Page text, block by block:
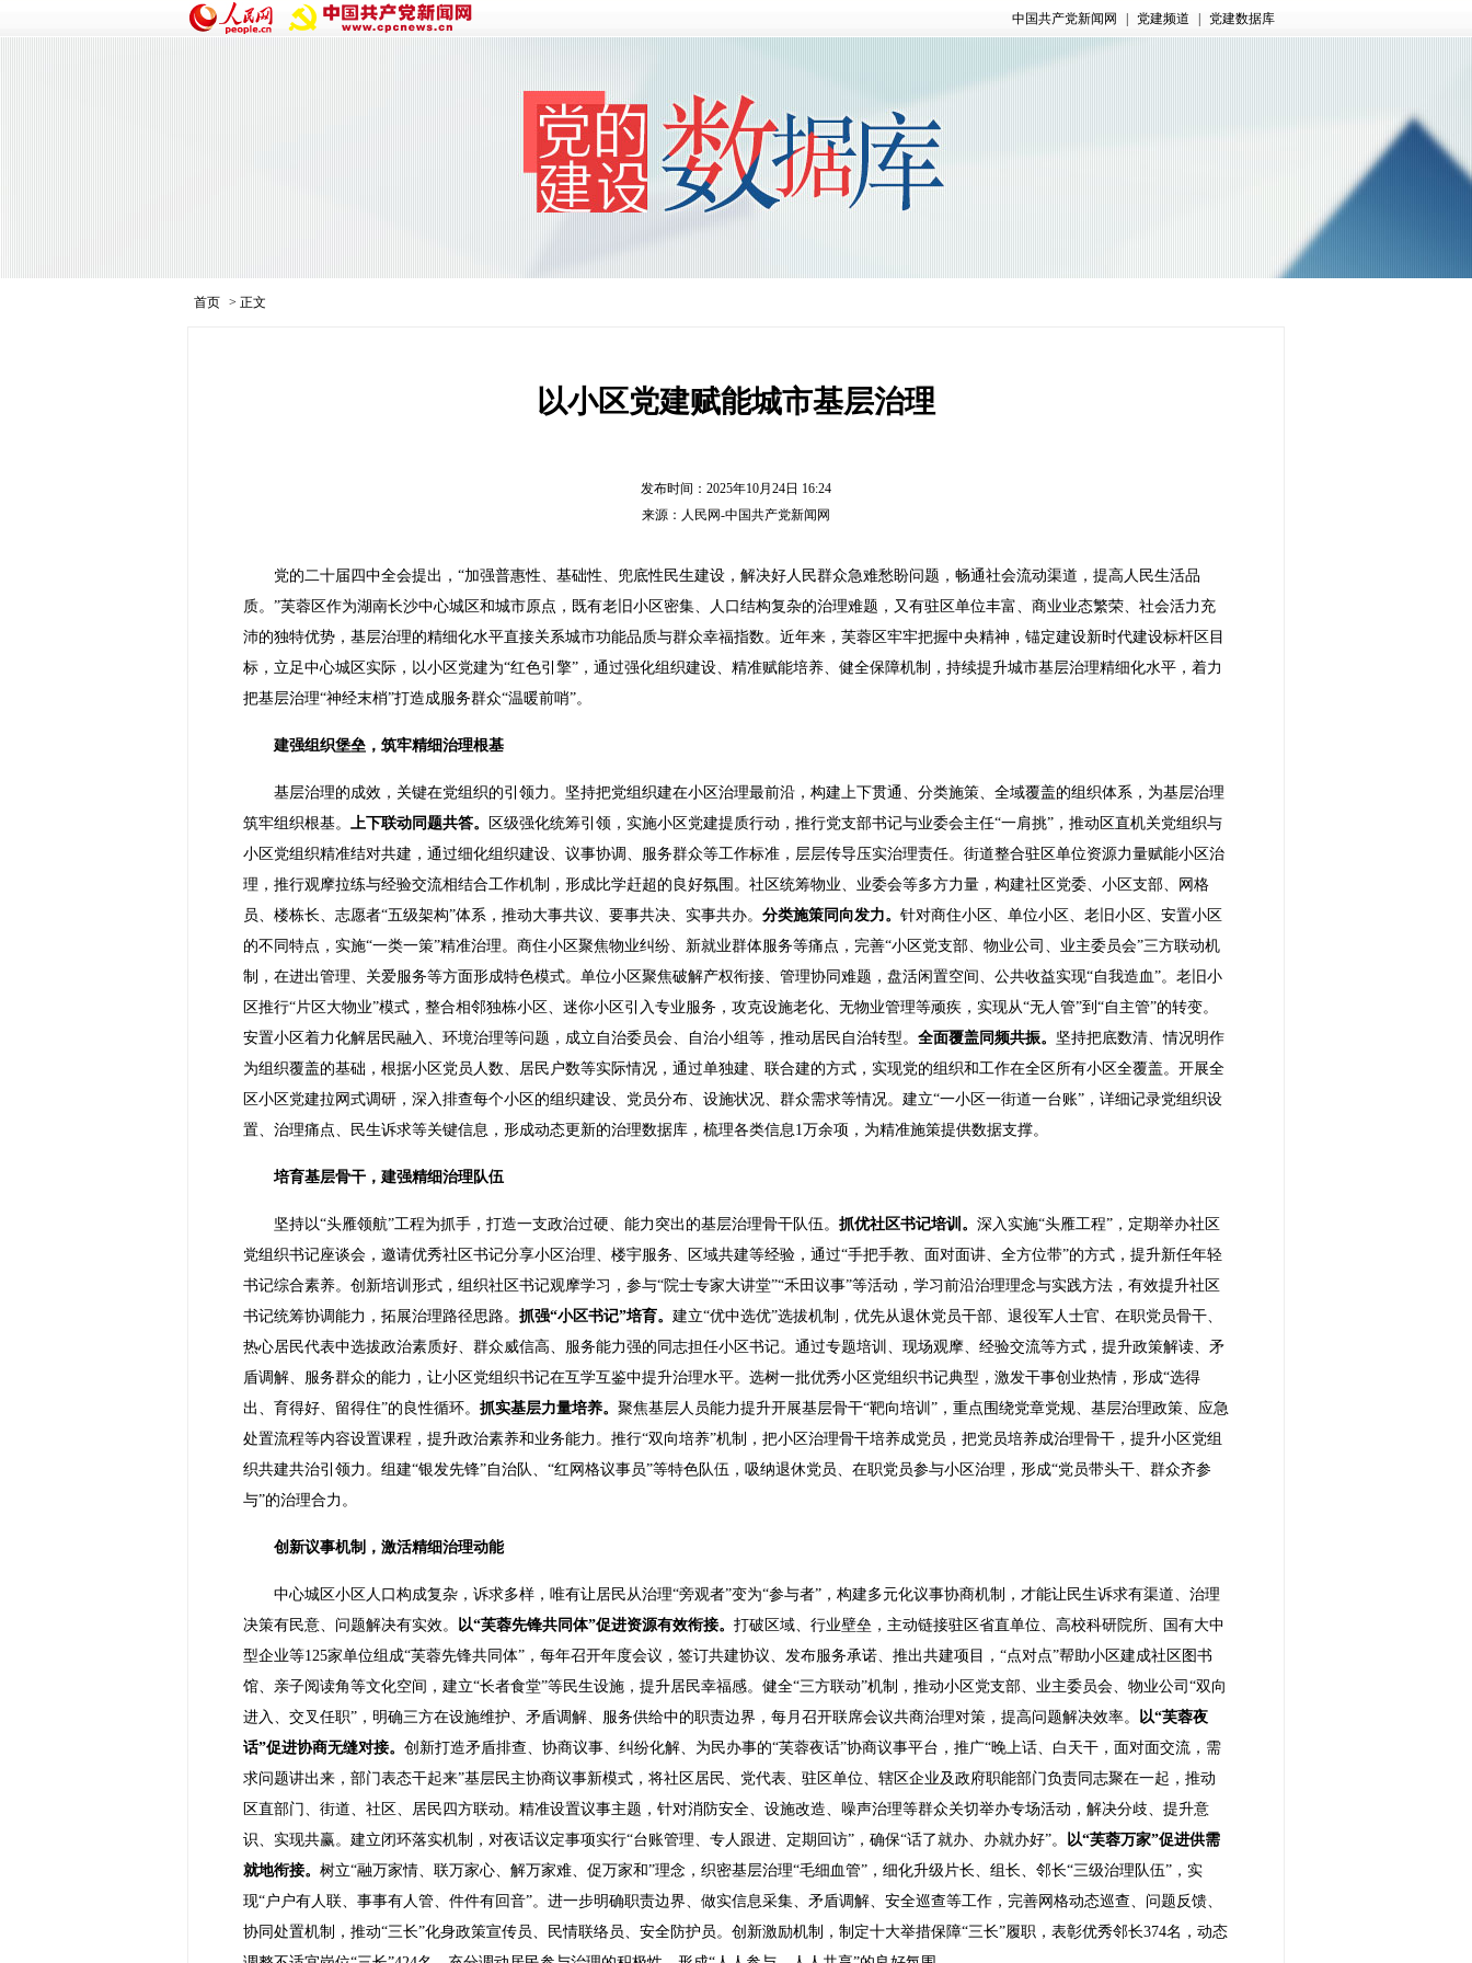
中国共产党新闻网 党建频道 党建数据库
首页 > 正文
以小区党建赋能城市基层治理
发布时间：2025年10月24日 16:24
来源：人民网-中国共产党新闻网
党的二十届四中全会提出，“加强普惠性、基础性、兜底性民生建设，解决好人民群众急难愁盼问题，畅通社会流动渠道，提高人民生活品
质。”芙蓉区作为湖南长沙中心城区和城市原点，既有老旧小区密集、人口结构复杂的治理难题，又有驻区单位丰富、商业业态繁荣、社会活力充
沛的独特优势，基层治理的精细化水平直接关系城市功能品质与群众幸福指数。近年来，芙蓉区牢牢把握中央精神，锚定建设新时代建设标杆区目
标，立足中心城区实际，以小区党建为“红色引擎”，通过强化组织建设、精准赋能培养、健全保障机制，持续提升城市基层治理精细化水平，着力
把基层治理“神经末梢”打造成服务群众“温暖前哨”。
建强组织堡垒，筑牢精细治理根基
基层治理的成效，关键在党组织的引领力。坚持把党组织建在小区治理最前沿，构建上下贯通、分类施策、全域覆盖的组织体系，为基层治理
筑牢组织根基。 上下联动同题共答。
区级强化统筹引领，实施小区党建提质行动，推行党支部书记与业委会主任“一肩挑”，推动区直机关党组织与
小区党组织精准结对共建，通过细化组织建设、议事协调、服务群众等工作标准，层层传导压实治理责任。街道整合驻区单位资源力量赋能小区治
理，推行观摩拉练与经验交流相结合工作机制，形成比学赶超的良好氛围。社区统筹物业、业委会等多方力量，构建社区党委、小区支部、网格
员、楼栋长、志愿者“五级架构”体系，推动大事共议、要事共决、实事共办。 分类施策同向发力。 针对商住小区、单位小区、老旧小区、安置小区
的不同特点，实施“一类一策”精准治理。商住小区聚焦物业纠纷、新就业群体服务等痛点，完善“小区党支部、物业公司、业主委员会”三方联动机
制，在进出管理、关爱服务等方面形成特色模式。单位小区聚焦破解产权衔接、管理协同难题，盘活闲置空间、公共收益实现“自我造血”。老旧小
区推行“片区大物业”模式，整合相邻独栋小区、迷你小区引入专业服务，攻克设施老化、无物业管理等顽疾，实现从“无人管”到“自主管”的转变。
安置小区着力化解居民融入、环境治理等问题，成立自治委员会、自治小组等，推动居民自治转型。 全面覆盖同频共振。 坚持把底数清、情况明作
为组织覆盖的基础，根据小区党员人数、居民户数等实际情况，通过单独建、联合建的方式，实现党的组织和工作在全区所有小区全覆盖。开展全
区小区党建拉网式调研，深入排查每个小区的组织建设、党员分布、设施状况、群众需求等情况。建立“一小区一街道一台账”，详细记录党组织设
置、治理痛点、民生诉求等关键信息，形成动态更新的治理数据库，梳理各类信息1万余项，为精准施策提供数据支撑。
培育基层骨干，建强精细治理队伍
坚持以“头雁领航”工程为抓手，打造一支政治过硬、能力突出的基层治理骨干队伍。 抓优社区书记培训。 深入实施“头雁工程”，定期举办社区
党组织书记座谈会，邀请优秀社区书记分享小区治理、楼宇服务、区域共建等经验，通过“手把手教、面对面讲、全方位带”的方式，提升新任年轻
书记综合素养。创新培训形式，组织社区书记观摩学习，参与“院士专家大讲堂”“禾田议事”等活动，学习前沿治理理念与实践方法，有效提升社区
书记统筹协调能力，拓展治理路径思路。 抓强“小区书记”培育。 建立“优中选优”选拔机制，优先从退休党员干部、退役军人士官、在职党员骨干、
热心居民代表中选拔政治素质好、群众威信高、服务能力强的同志担任小区书记。通过专题培训、现场观摩、经验交流等方式，提升政策解读、矛
盾调解、服务群众的能力，让小区党组织书记在互学互鉴中提升治理水平。选树一批优秀小区党组织书记典型，激发干事创业热情，形成“选得
出、育得好、留得住”的良性循环。 抓实基层力量培养。 聚焦基层人员能力提升开展基层骨干“靶向培训”，重点围绕党章党规、基层治理政策、应急
处置流程等内容设置课程，提升政治素养和业务能力。推行“双向培养”机制，把小区治理骨干培养成党员，把党员培养成治理骨干，提升小区党组
织共建共治引领力。组建“银发先锋”自治队、“红网格议事员”等特色队伍，吸纳退休党员、在职党员参与小区治理，形成“党员带头干、群众齐参
与”的治理合力。
创新议事机制，激活精细治理动能
中心城区小区人口构成复杂，诉求多样，唯有让居民从治理“旁观者”变为“参与者”，构建多元化议事协商机制，才能让民生诉求有渠道、治理
决策有民意、问题解决有实效。 以“芙蓉先锋共同体”促进资源有效衔接。 打破区域、行业壁垒，主动链接驻区省直单位、高校科研院所、国有大中
型企业等125家单位组成“芙蓉先锋共同体”，每年召开年度会议，签订共建协议、发布服务承诺、推出共建项目，“点对点”帮助小区建成社区图书
馆、亲子阅读角等文化空间，建立“长者食堂”等民生设施，提升居民幸福感。健全“三方联动”机制，推动小区党支部、业主委员会、物业公司“双向
进入、交叉任职”，明确三方在设施维护、矛盾调解、服务供给中的职责边界，每月召开联席会议共商治理对策，提高问题解决效率。 以“芙蓉夜
话”促进协商无缝对接。 创新打造矛盾排查、协商议事、纠纷化解、为民办事的“芙蓉夜话”协商议事平台，推广“晚上话、白天干，面对面交流，需
求问题讲出来，部门表态干起来”基层民主协商议事新模式，将社区居民、党代表、驻区单位、辖区企业及政府职能部门负责同志聚在一起，推动
区直部门、街道、社区、居民四方联动。精准设置议事主题，针对消防安全、设施改造、噪声治理等群众关切举办专场活动，解决分歧、提升意
识、实现共赢。建立闭环落实机制，对夜话议定事项实行“台账管理、专人跟进、定期回访”，确保“话了就办、办就办好”。 以“芙蓉万家”促进供需
就地衔接。 树立“融万家情、联万家心、解万家难、促万家和”理念，织密基层治理“毛细血管”，细化升级片长、组长、邻长“三级治理队伍”，实
现“户户有人联、事事有人管、件件有回音”。进一步明确职责边界、做实信息采集、矛盾调解、安全巡查等工作，完善网格动态巡查、问题反馈、
协同处置机制，推动“三长”化身政策宣传员、民情联络员、安全防护员。创新激励机制，制定十大举措保障“三长”履职，表彰优秀邻长374名，动态